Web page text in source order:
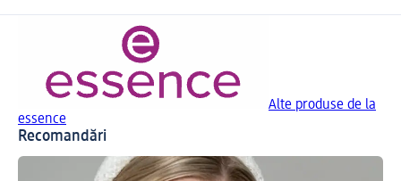
Alte produse de la
essence
Recomandări